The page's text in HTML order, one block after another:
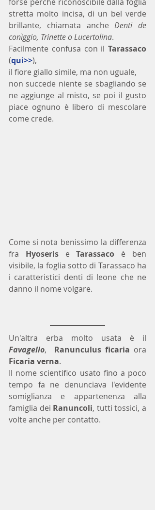
stretta molto incisa, di un bel verde
brillante, chiamata anche Denti de
conìggio, Trinette o Lucertolina.
Facilmente confusa con il Tarassaco
(qui>>),
il fiore giallo simile, ma non uguale,
non succede niente se sbagliando se
ne aggiunge al misto, se poi il gusto
piace ognuno è libero di mescolare
come crede.
Come si nota benissimo la differenza
fra Hyoseris e Tarassaco è ben
visibile, la foglia sotto di Tarassaco ha
i caratteristici denti di leone che ne
danno il nome volgare.
Favagello, Ranunculus ficaria
Ficaria verna.
Il nome scientifico usato fino a poco
tempo fa ne denunciava l'evidente
somiglianza e appartenenza alla
famiglia dei Ranuncoli, tutti tossici, a
volte anche per contatto.